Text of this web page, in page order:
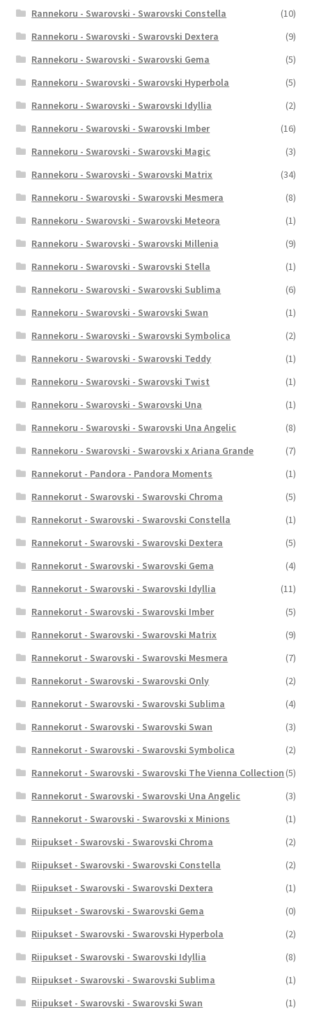
Rannekoru - Swarovski - Swarovski Constella
(10)
Rannekoru - Swarovski - Swarovski Dextera
(9)
Rannekoru - Swarovski - Swarovski Gema
(5)
Rannekoru - Swarovski - Swarovski Hyperbola
(5)
Rannekoru - Swarovski - Swarovski Idyllia
(2)
Rannekoru - Swarovski - Swarovski Imber
(16)
Rannekoru - Swarovski - Swarovski Magic
(3)
Rannekoru - Swarovski - Swarovski Matrix
(34)
Rannekoru - Swarovski - Swarovski Mesmera
(8)
Rannekoru - Swarovski - Swarovski Meteora
(1)
Rannekoru - Swarovski - Swarovski Millenia
(9)
Rannekoru - Swarovski - Swarovski Stella
(1)
Rannekoru - Swarovski - Swarovski Sublima
(6)
Rannekoru - Swarovski - Swarovski Swan
(1)
Rannekoru - Swarovski - Swarovski Symbolica
(2)
Rannekoru - Swarovski - Swarovski Teddy
(1)
Rannekoru - Swarovski - Swarovski Twist
(1)
Rannekoru - Swarovski - Swarovski Una
(1)
Rannekoru - Swarovski - Swarovski Una Angelic
(8)
Rannekoru - Swarovski - Swarovski x Ariana Grande
(7)
Rannekorut - Pandora - Pandora Moments
(1)
Rannekorut - Swarovski - Swarovski Chroma
(5)
Rannekorut - Swarovski - Swarovski Constella
(1)
Rannekorut - Swarovski - Swarovski Dextera
(5)
Rannekorut - Swarovski - Swarovski Gema
(4)
Rannekorut - Swarovski - Swarovski Idyllia
(11)
Rannekorut - Swarovski - Swarovski Imber
(5)
Rannekorut - Swarovski - Swarovski Matrix
(9)
Rannekorut - Swarovski - Swarovski Mesmera
(7)
Rannekorut - Swarovski - Swarovski Only
(2)
Rannekorut - Swarovski - Swarovski Sublima
(4)
Rannekorut - Swarovski - Swarovski Swan
(3)
Rannekorut - Swarovski - Swarovski Symbolica
(2)
Rannekorut - Swarovski - Swarovski The Vienna Collection (5)
Rannekorut - Swarovski - Swarovski Una Angelic
(3)
Rannekorut - Swarovski - Swarovski x Minions
(1)
Riipukset - Swarovski - Swarovski Chroma
(2)
Riipukset - Swarovski - Swarovski Constella
(2)
Riipukset - Swarovski - Swarovski Dextera
(1)
Riipukset - Swarovski - Swarovski Gema
(0)
Riipukset - Swarovski - Swarovski Hyperbola
(2)
Riipukset - Swarovski - Swarovski Idyllia
(8)
Riipukset - Swarovski - Swarovski Sublima
(1)
Riipukset - Swarovski - Swarovski Swan
(1)